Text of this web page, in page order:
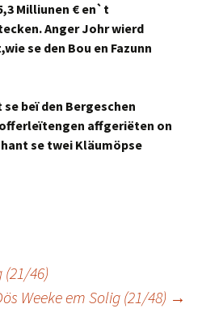
Milliunen € en`t
Anger Johr wierd
se den Bou en Fazunn
beï den Bergeschen
affgeriëten on
se twei Kläumöpse
(21/46)
Weeke em Solig (21/48) →